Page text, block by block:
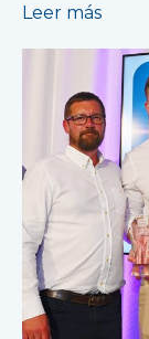
Leer más